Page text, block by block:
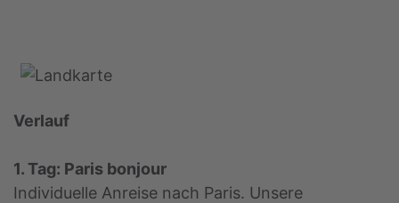
Verlauf
1. Tag: Paris bonjour
Individuelle Anreise nach Paris. Unsere